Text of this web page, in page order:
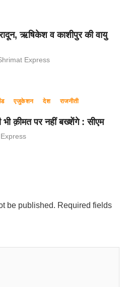
ऋषिकेश व काशीपुर की वायु
Express
एजुकेशन देश
राजनीती
भी क़ीमत पर नहीं बख्शेंगे : सीएम
be published. Required fields